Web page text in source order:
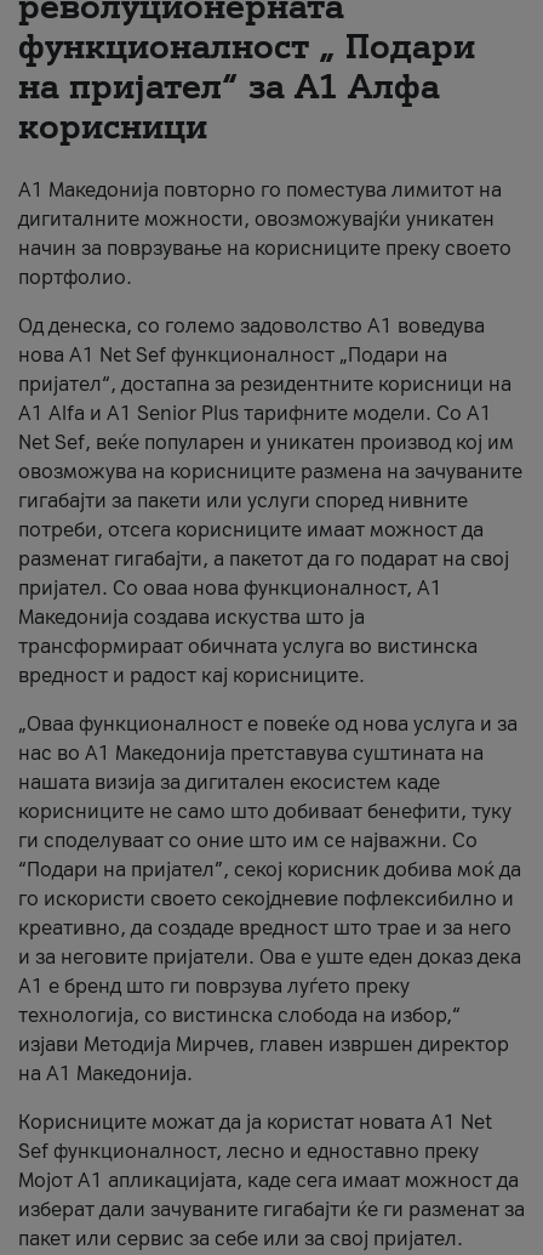
За нас
#ПодобарОнлајн
функционалност „ Подари
на пријател“ за А1 Алфа
корисници
А1 Македонија повторно го поместува лимитот на
дигиталните можности, овозможувајќи уникатен
начин за поврзување на корисниците преку своето
портфолио.
Од денеска, со големо задоволство А1 воведува
нова A1 Net Sef функционалност „Подари на
пријател“, достапна за резидентните корисници на
А1 Alfa и A1 Senior Plus тарифните модели. Со A1
Net Sef, веќе популарен и уникатен производ кој им
овозможува на корисниците размена на зачуваните
гигабајти за пакети или услуги според нивните
потреби, отсега корисниците имаат можност да
разменат гигабајти, а пакетот да го подарат на свој
пријател. Со оваа нова функционалност, А1
Македонија создава искуства што ја
трансформираат обичната услуга во вистинска
вредност и радост кај корисниците.
„Оваа функционалност е повеќе од нова услуга и за
нас во А1 Македонија претставува суштината на
нашата визија за дигитален екосистем каде
корисниците не само што добиваат бенефити, туку
ги споделуваат со оние што им се најважни. Со
“Подари на пријател”, секој корисник добива моќ да
го искористи своето секојдневие пофлексибилно и
креативно, да создаде вредност што трае и за него
и за неговите пријатели. Ова е уште еден доказ дека
А1 е бренд што ги поврзува луѓето преку
технологија, со вистинска слобода на избор,“
изјави Методија Мирчев, главен извршен директор
на А1 Македонија.
Корисниците можат да ја користат новата А1 Net
Sef функционалност, лесно и едноставно преку
Мојот А1 апликацијата, каде сега имаат можност да
изберат дали зачуваните гигабајти ќе ги разменат за
пакет или сервис за себе или за свој пријател.